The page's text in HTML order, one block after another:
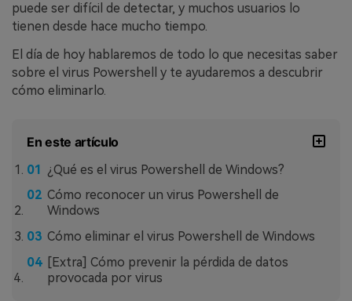
puede ser difícil de detectar, y muchos usuarios lo
tienen desde hace mucho tiempo.
El día de hoy hablaremos de todo lo que necesitas saber
sobre el virus Powershell y te ayudaremos a descubrir
cómo eliminarlo.
En este artículo
¿Qué es el virus Powershell de Windows?
Cómo reconocer un virus Powershell de
Windows
Cómo eliminar el virus Powershell de Windows
[Extra] Cómo prevenir la pérdida de datos
provocada por virus